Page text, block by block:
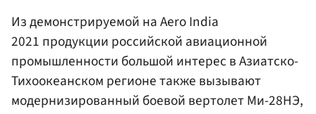
Из демонстрируемой на Aero India
2021 продукции российской авиационной
промышленности большой интерес в Азиатско-
Тихоокеанском регионе также вызывают
модернизированный боевой вертолет Ми-28НЭ,